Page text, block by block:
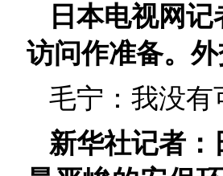
日本电视网
访问作准备。
毛宁：我没有
新华社记者